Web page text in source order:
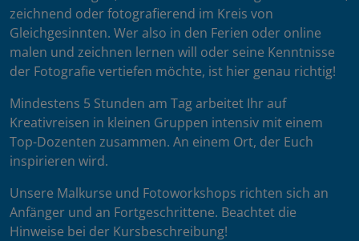
zeichnend oder fotografierend im Kreis von
Gleichgesinnten. Wer also in den Ferien oder online
malen und zeichnen lernen will oder seine Kenntnisse
der Fotografie vertiefen möchte, ist hier genau richtig!
Mindestens 5 Stunden am Tag arbeitet Ihr auf
Kreativreisen in kleinen Gruppen intensiv mit einem
Top-Dozenten zusammen. An einem Ort, der Euch
inspirieren wird.
Unsere Malkurse und Fotoworkshops richten sich an
Anfänger und an Fortgeschrittene. Beachtet die
Hinweise bei der Kursbeschreibung!